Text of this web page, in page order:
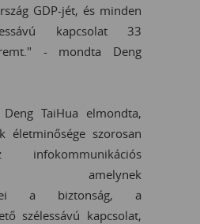
GDP-jét, és minden
kapcsolat 33
- mondta Deng
TaiHua elmondta,
életminősége szorosan
amelynek
a biztonság, a
szélessávú kapcsolat,